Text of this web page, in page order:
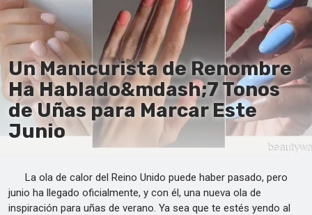
Es
Ru
It
De
Un Manicurista de Renombre
Ha Hablado&mdash;7 Tonos
de Uñas para Marcar Este
Junio
La ola de calor del Reino Unido puede haber pasado, pero
junio ha llegado oficialmente, y con él, una nueva ola de
inspiración para uñas de verano. Ya sea que te estés yendo al